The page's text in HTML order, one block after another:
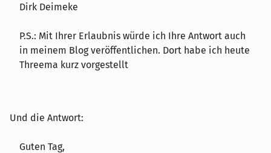
Dirk Deimeke
P.S.: Mit Ihrer Erlaubnis würde ich Ihre Antwort auch
in meinem Blog veröffentlichen. Dort habe ich heute
Threema kurz vorgestellt
Und die Antwort:
Guten Tag,